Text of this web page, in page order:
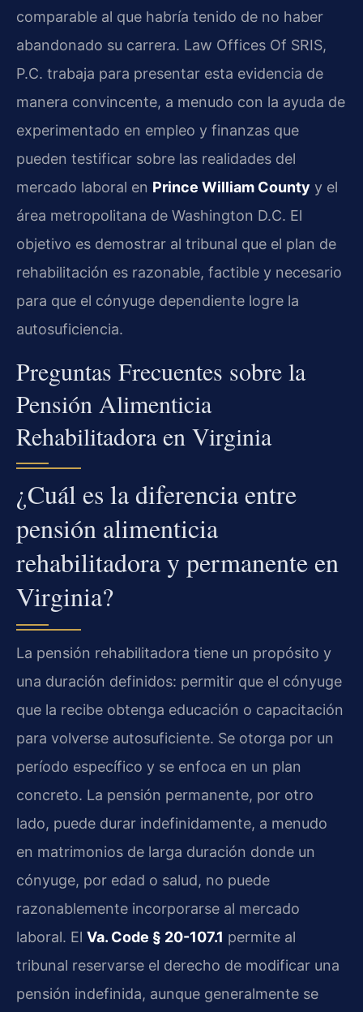
comparable al que habría tenido de no haber
abandonado su carrera. Law Offices Of SRIS,
P.C. trabaja para presentar esta evidencia de
manera convincente, a menudo con la ayuda de
experimentado en empleo y finanzas que
pueden testificar sobre las realidades del
mercado laboral en Prince William County y el
área metropolitana de Washington D.C. El
objetivo es demostrar al tribunal que el plan de
rehabilitación es razonable, factible y necesario
para que el cónyuge dependiente logre la
autosuficiencia.
Preguntas Frecuentes sobre la
Pensión Alimenticia
Rehabilitadora en Virginia
¿Cuál es la diferencia entre
pensión alimenticia
rehabilitadora y permanente en
Virginia?
La pensión rehabilitadora tiene un propósito y
una duración definidos: permitir que el cónyuge
que la recibe obtenga educación o capacitación
para volverse autosuficiente. Se otorga por un
período específico y se enfoca en un plan
concreto. La pensión permanente, por otro
lado, puede durar indefinidamente, a menudo
en matrimonios de larga duración donde un
cónyuge, por edad o salud, no puede
razonablemente incorporarse al mercado
laboral. El Va. Code § 20-107.1 permite al
tribunal reservarse el derecho de modificar una
pensión indefinida, aunque generalmente se